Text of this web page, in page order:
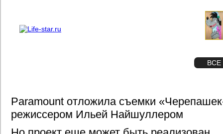
ВСЕ
Paramount отложила съемки
режиссером Ильей Найшуллером